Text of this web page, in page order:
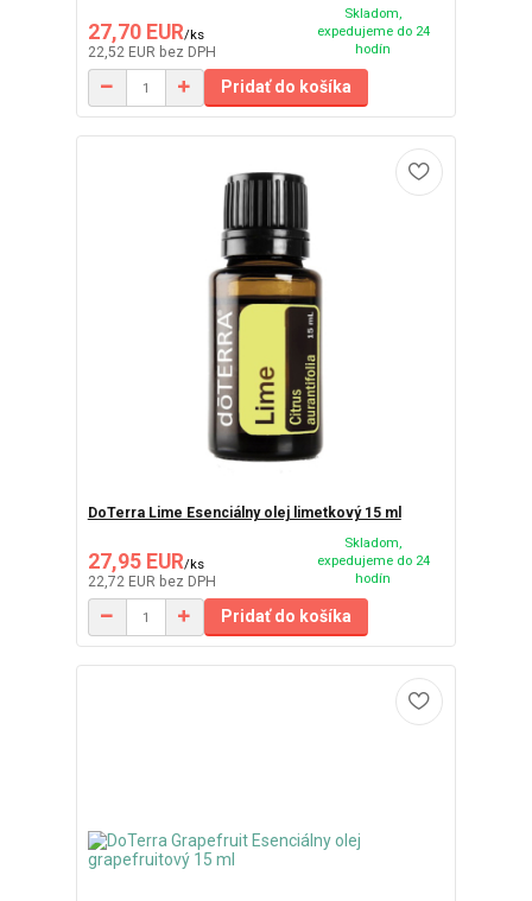
27,70 EUR/ks
22,52 EUR bez DPH
Skladom,
expedujeme do 24
hodín
Pridať do košíka
DoTerra Lime Esenciálny olej limetkový 15 ml
27,95 EUR/ks
22,72 EUR bez DPH
Skladom,
expedujeme do 24
hodín
Pridať do košíka